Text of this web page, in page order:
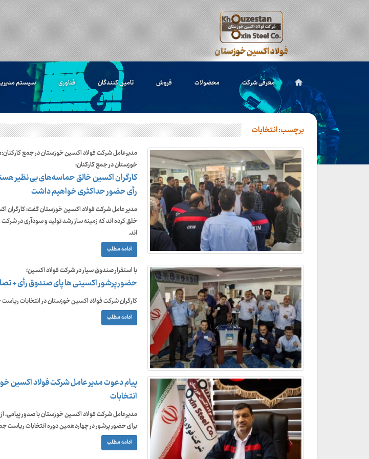
معرفی شرکت محصولات فروش تامین کنندگان فناوری سیستم
برچسب:انتخابات
مدیرعامل شرکت فولاد اکسین خوزستان در جمع
خوزستان در جمع کارکنان:
کارگران اکسین خالق حماسه‌های بی نظیر
رأی حضور حداکثری خواهیم داشت
مدیر عامل شرکت فولاد اکسین خوزستان گفت: کارگران
خلق کرده اند که زمینه ساز رشد تولید و سودآری در
اند.
ادامه مطلب
با استقرار صندوق سیار در شرکت فولاد اکسین؛
حضور پرشور اکسینی ها پای صندوق رأی +
کارگران شرکت فولاد اکسین خوزستان در انتخابات
ادامه مطلب
پیام دعوت مدیر عامل شرکت فولاد اکسین
انتخابات
مدیرعامل شرکت فولاد اکسین خوزستان با صدور پیامی،
برای حضور پرشور در چهاردهمین دوره انتخابات ریاست
ادامه مطلب